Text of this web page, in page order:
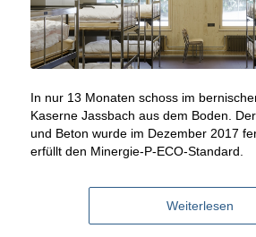
In nur 13 Monaten schoss im
Kaserne Jassbach aus dem Boden.
und Beton wurde im Dezember 2017
erfüllt den Minergie-P-ECO-Standard.
Weiterlesen